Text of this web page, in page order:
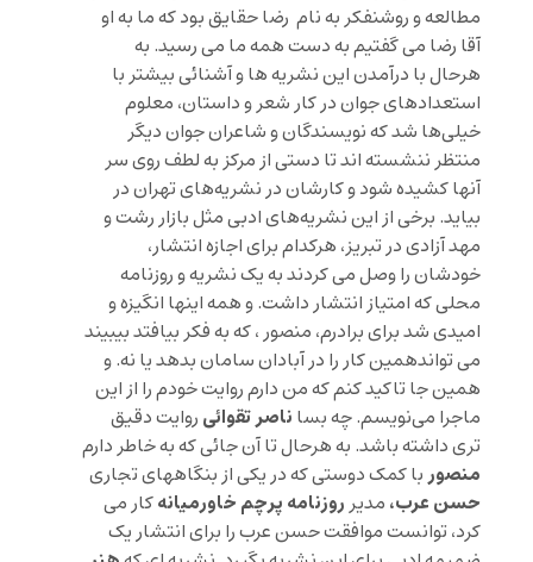
مطالعه و روشنفکر به نام رضا حقایق بود که ما به او
آقا رضا می گفتیم به دست همه ما می رسید. به
هرحال با درآمدن این نشریه ها و آشنائی بیشتر با
استعدادهای جوان در کار شعر و داستان، معلوم
خیلی‌ها شد که نویسندگان و شاعران جوان دیگر
منتظر ننشسته اند تا دستی از مرکز به لطف روی سر
آنها کشیده شود و کارشان در نشریه‌های تهران در
بیاید. برخی از این نشریه‌های ادبی مثل بازار رشت و
مهد آزادی در تبریز، هرکدام برای اجازه انتشار،
خودشان را وصل می کردند به یک نشریه و روزنامه
محلی که امتیاز انتشار داشت. و همه اینها انگیزه و
امیدی شد برای برادرم، منصور ، که به فکر بیافتد بیبیند
می تواندهمین کار را در آبادان سامان بدهد یا نه. و
همین جا تاکید کنم که من دارم روایت خودم را از این
ماجرا می‌نویسم. چه بسا ناصر تقوائی روایت دقیق
تری داشته باشد. به هرحال تا آن جائی که به خاطر دارم
منصوربا کمک دوستی که در یکی از بنگاههای تجاری
حسن عرب، مدیرروزنامه پرچم خاورمیانهکار می
کرد، توانست موافقت حسن عرب را برای انتشار یک